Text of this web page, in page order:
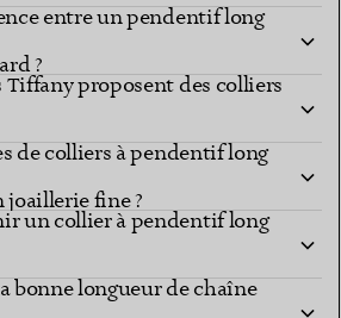
entre un pendentif long
?
proposent des colliers
de colliers à pendentif long
joaillerie fine ?
un collier à pendentif long
bonne longueur de chaîne